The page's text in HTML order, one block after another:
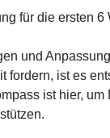
für die ersten 6
und
fordern, ist es
ist hier,